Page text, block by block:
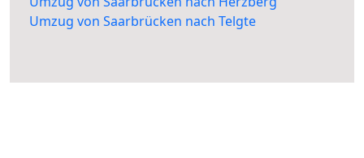
Umzug von Saarbrücken nach Telgte